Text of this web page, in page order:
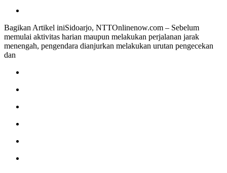
Bagikan Artikel iniSidoarjo, NTTOnlinenow.com – Sebelum
memulai aktivitas harian maupun melakukan perjalanan jarak
menengah, pengendara dianjurkan melakukan urutan pengecekan
dan